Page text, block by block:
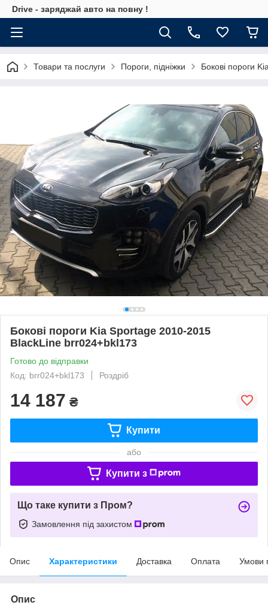
Drive - заряджай авто на повну !
Товари та послуги Пороги, підніжки Бокові пороги
Бокові пороги Kia Sportage 2010-2015
BlackLine brr024+bkl173
Готово до відправки
Код: brr024+bkl173
Роздріб
14 187 ₴
Купити
або
Купити з
Що таке купити з Пром?
Замовлення під захистом
Опис Характеристики Доставка Оплата Умови
Опис